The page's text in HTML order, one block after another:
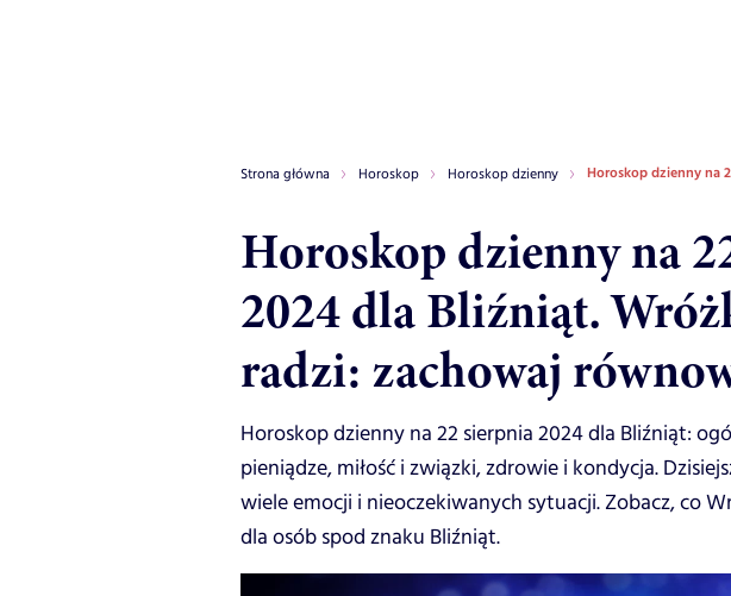
Strona główna Horoskop Horoskop dzienny Horoskop dzienny na
Horoskop dzienny na
2024 dla Bliźniąt.
radzi: zachowaj
Horoskop dzienny na 22 sierpnia 2024 dla Bliźniąt:
pieniądze, miłość i związki, zdrowie i kondycja.
wiele emocji i nieoczekiwanych sytuacji. Zobacz, co
dla osób spod znaku Bliźniąt.